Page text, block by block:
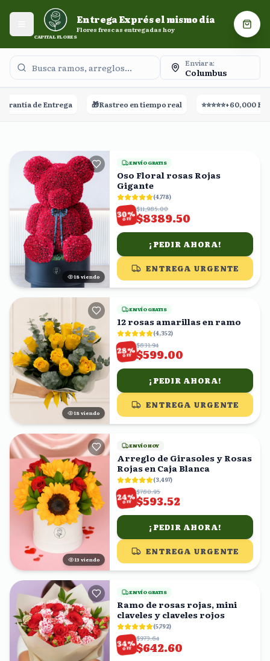
Entrega Exprés el mismo día. Flores frescas entregadas
Abrir menú
CAPITAL FLORES
Entrega Exprés el mismo día
Flores frescas entregadas hoy
Enviar a:
Columbus
🎁Rastreo en tiempo real ⭐⭐⭐⭐⭐+60,000 Reseñas 🚀
17 viendo
ENVÍO GRATIS
Oso Floral rosas Rojas
Gigante
(4,778)
30%
OFF
$11,985.00
$8389.50
¡PEDIR AHORA!
ENTREGA URGENTE
18 viendo
ENVÍO GRATIS
12 rosas amarillas en ramo
(4,352)
28%
OFF
$831.94
$599.00
¡PEDIR AHORA!
ENTREGA URGENTE
13 viendo
ENVÍO HOY
Arreglo de Girasoles y Rosas
Rojas en Caja Blanca
(3,497)
24%
OFF
$780.95
$593.52
¡PEDIR AHORA!
ENTREGA URGENTE
ENVÍO GRATIS
Ramo de rosas rojas, mini
claveles y claveles rojos
(5,792)
34%
OFF
$973.64
$642.60